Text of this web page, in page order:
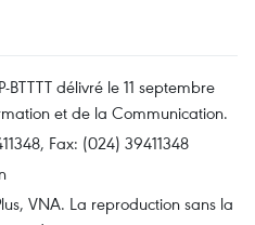
délivré le 11 septembre
et de la Communication.
Fax: (024) 39411348
VNA. La reproduction sans la